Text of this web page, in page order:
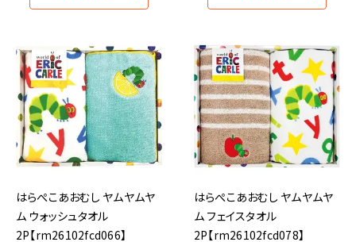
はらぺこあおむし ヤムヤムヤ
ム ウォッシュタオル
2P【rm26102fcd066】
はらぺこあおむし ヤムヤムヤ
ム フェイスタオル
2P【rm26102fcd078】